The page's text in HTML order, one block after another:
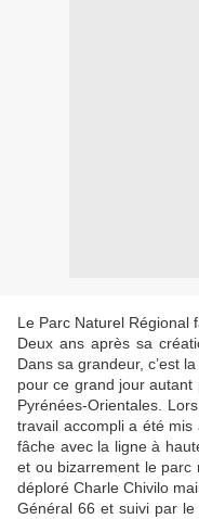
Le Parc Naturel Régional
Deux ans après sa
Dans sa grandeur, c’est
pour ce grand jour autant
Pyrénées-Orientales.
travail accompli a été mis
fâche avec la ligne à
et ou bizarrement le parc
déploré Charle Chivilo
Général 66 et suivi par